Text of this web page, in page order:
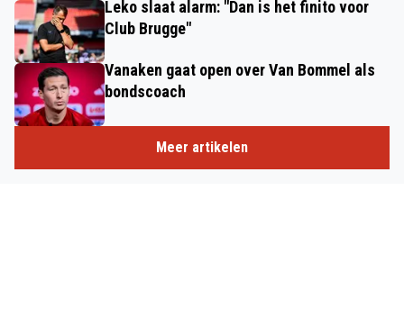
Leko slaat alarm: "Dan is het finito voor
Club Brugge"
Vanaken gaat open over Van Bommel als
bondscoach
Meer artikelen